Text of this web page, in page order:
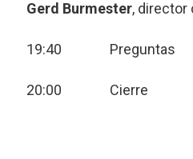
Gerd Burmester, director
19:40 Preguntas
20:00 Cierre